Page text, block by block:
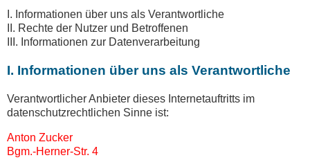
I. Informationen über uns als Verantwortliche
II. Rechte der Nutzer und Betroffenen
III. Informationen zur Datenverarbeitung
I. Informationen über uns als Verantwortliche
Verantwortlicher Anbieter dieses Internetauftritts im
datenschutzrechtlichen Sinne ist:
Anton Zucker
Bgm.-Herner-Str. 4